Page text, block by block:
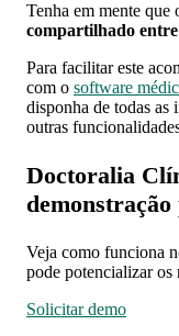
Tenha em mente que
compartilhado
Para facilitar este
com o software
disponha de todas as
outras
Doctoralia
Veja como funciona
pode potencializar os
Solicitar demo